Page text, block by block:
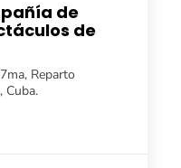
de
de
Reparto
Cuba.